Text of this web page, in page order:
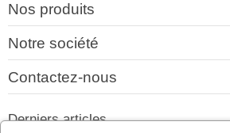
Nos produits
Notre société
Contactez-nous
Derniers articles